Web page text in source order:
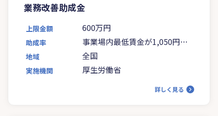
業務改善助成金
上限金額 600万円
助成率
事業場内最低賃金が1,050円未
満の場合は5分の4、1,050円以
上の場合は4分の3
地域 全国
実施機関 厚生労働省
詳しく見る